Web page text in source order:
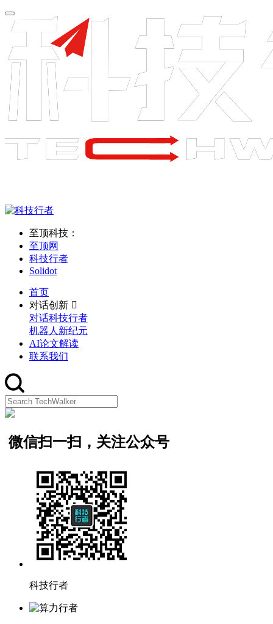
至顶科技：
至顶网
科技行者
Solidot
首页
对话创新
对话科技行者
机器人新纪元
AI论文解读
联系我们
微信扫一扫，关注公众号
科技行者